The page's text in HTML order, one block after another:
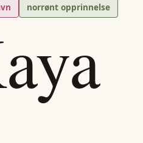
norrønt opprinnelse